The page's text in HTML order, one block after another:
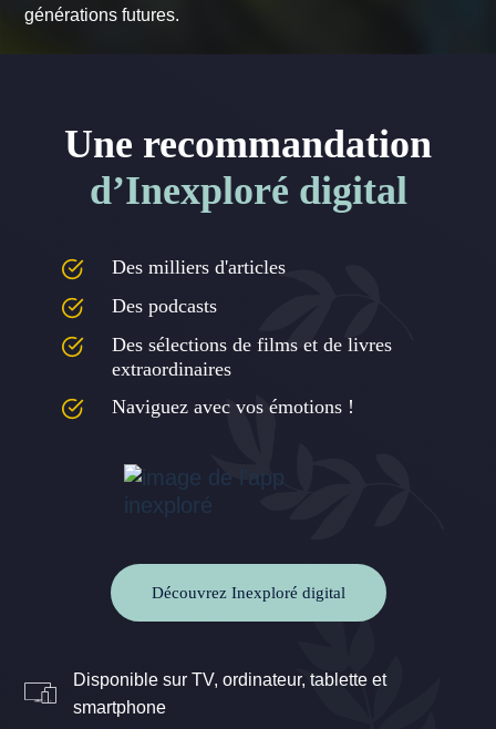
générations futures.
Une recommandation
d’Inexploré digital
Des milliers d'articles
Des podcasts
Des sélections de films et de livres
extraordinaires
Naviguez avec vos émotions !
Découvrez Inexploré digital
Disponible sur TV, ordinateur, tablette et
smartphone